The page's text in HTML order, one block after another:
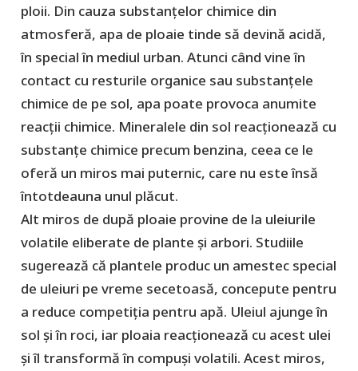
ploii. Din cauza substanțelor chimice din
atmosferă, apa de ploaie tinde să devină acidă,
în special în mediul urban. Atunci când vine în
contact cu resturile organice sau substanțele
chimice de pe sol, apa poate provoca anumite
reacții chimice. Mineralele din sol reacționează cu
substanțe chimice precum benzina, ceea ce le
oferă un miros mai puternic, care nu este însă
întotdeauna unul plăcut.
Alt miros de după ploaie provine de la uleiurile
volatile eliberate de plante și arbori. Studiile
sugerează că plantele produc un amestec special
de uleiuri pe vreme secetoasă, concepute pentru
a reduce competiția pentru apă. Uleiul ajunge în
sol și în roci, iar ploaia reacționează cu acest ulei
și îl transformă în compuși volatili. Acest miros,